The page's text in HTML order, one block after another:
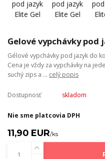
Gelové vypchávky pod
Gélové vypchávky pod jazyk do
Cena je vždy za vypchávky na
suchý zips a ... celý popis
Dostupnosť skladom
Nie sme platcovia DPH
11,90 EUR/ks